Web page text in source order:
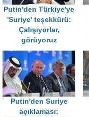
Putin'den Türkiye'ye
'Suriye' teşekkürü:
Çalışıyorlar,
görüyoruz
Putin'den Suriye
açıklaması: